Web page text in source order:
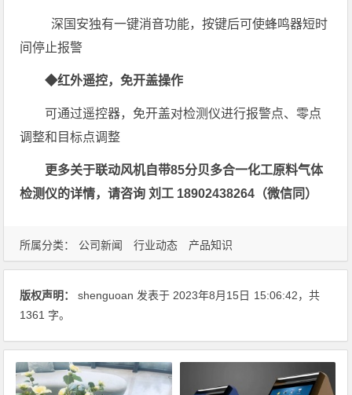
深国安独有一键消音功能，按键后可使蜂鸣器短时
间停止报警
◆红外遥控，免开盖操作
可通过遥控器，免开盖对检测仪进行报警点、零点
调整和目标点调整
更多关于联动风机自带85分贝多合一化工原料气体
检测仪的详情，请咨询 刘工 18902438264（微信同）
所属分类： 公司新闻 行业动态 产品知识
版权声明： shenguoan 发表于 2023年8月15日 15:06:42，共
1361 字。